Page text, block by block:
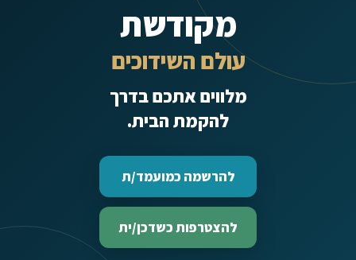
מקודשת
עולם השידוכים
מלווים אתכם בדרך
להקמת הבית.
להרשמה כמועמד/ת
להצטרפות כשדכן/ית